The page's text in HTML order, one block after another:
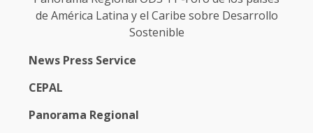
de América Latina y el Caribe sobre Desarrollo
Sostenible
News Press Service
CEPAL
Panorama Regional